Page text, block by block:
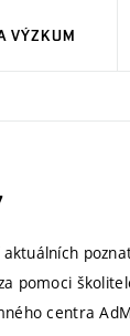
VÝZKUM
pomoci
centra